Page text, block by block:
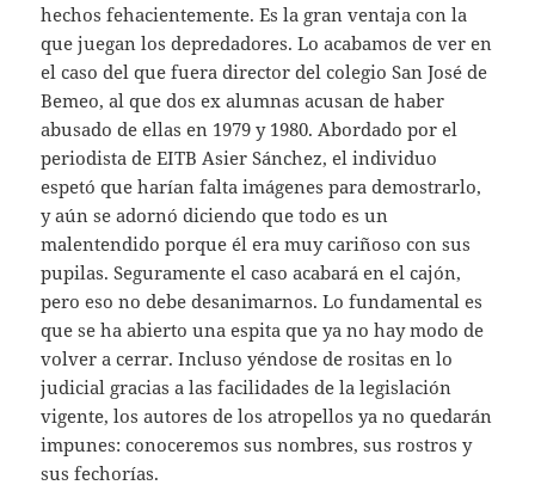
hechos fehacientemente. Es la gran ventaja con la
que juegan los depredadores. Lo acabamos de ver en
el caso del que fuera director del colegio San José de
Bemeo, al que dos ex alumnas acusan de haber
abusado de ellas en 1979 y 1980. Abordado por el
periodista de EITB Asier Sánchez, el individuo
espetó que harían falta imágenes para demostrarlo,
y aún se adornó diciendo que todo es un
malentendido porque él era muy cariñoso con sus
pupilas. Seguramente el caso acabará en el cajón,
pero eso no debe desanimarnos. Lo fundamental es
que se ha abierto una espita que ya no hay modo de
volver a cerrar. Incluso yéndose de rositas en lo
judicial gracias a las facilidades de la legislación
vigente, los autores de los atropellos ya no quedarán
impunes: conoceremos sus nombres, sus rostros y
sus fechorías.